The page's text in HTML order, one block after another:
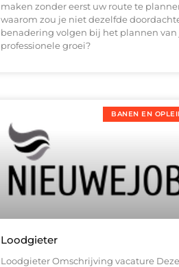
maken zonder eerst uw route te
waarom zou je niet dezelfde
benadering volgen bij het plannen van
professionele groei?
BANEN EN
Loodgieter
Loodgieter Omschrijving vacature Deze